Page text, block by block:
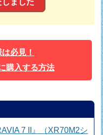
必見！
購入する方法
7 II』（XR70M2シ